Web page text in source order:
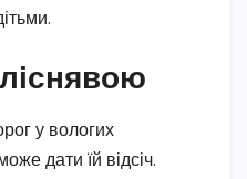
у вологих
дати їй відсіч.